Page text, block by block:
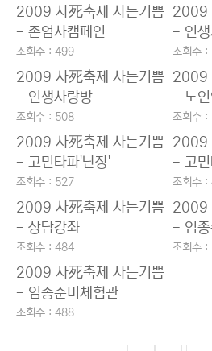
2009 사死축제 사는기쁨
- 존엄사캠페인
조회수 : 499
2009
- 인생
조회수
2009 사死축제 사는기쁨
- 인생사랑방
조회수 : 508
2009
- 노인
조회수 :
2009 사死축제 사는기쁨
- 고민타파'난장'
조회수 : 527
2009
- 고민
조회수 :
2009 사死축제 사는기쁨
- 상담강좌
조회수 : 484
2009
- 임종
조회수
2009 사死축제 사는기쁨
- 임종준비체험관
조회수 : 488